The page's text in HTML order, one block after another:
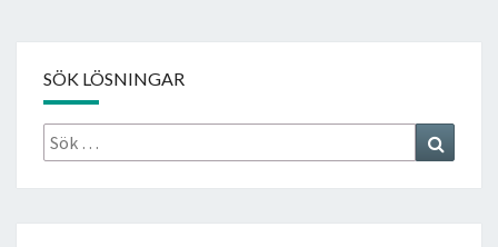
SÖK LÖSNINGAR
Sök
efter: